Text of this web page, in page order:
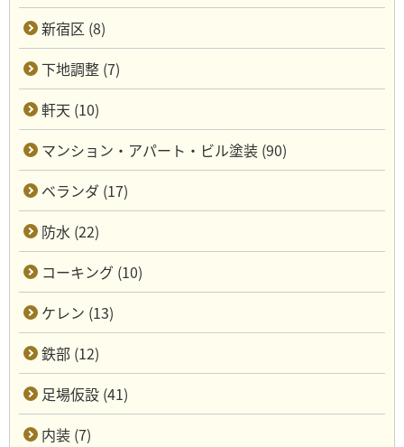
新宿区 (8)
下地調整 (7)
軒天 (10)
マンション・アパート・ビル塗装 (90)
ベランダ (17)
防水 (22)
コーキング (10)
ケレン (13)
鉄部 (12)
足場仮設 (41)
内装 (7)